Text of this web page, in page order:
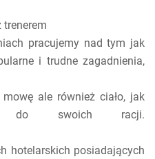
pracujemy nad tym jak
i trudne zagadnienia,
ale również ciało, jak
do swoich racji.
hotelarskich posiadających